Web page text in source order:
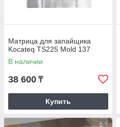
Матрица для запайщика
Kocateq TS225 Mold 137
В наличии
38 600 ₸
Купить